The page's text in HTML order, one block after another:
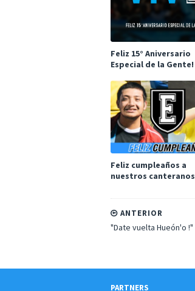
Feliz 15° Aniversario
Especial de la Gente!
Feliz cumpleaños a
nuestros canteranos
ANTERIOR
"Date vuelta Hueón'o !"
PARTNERS